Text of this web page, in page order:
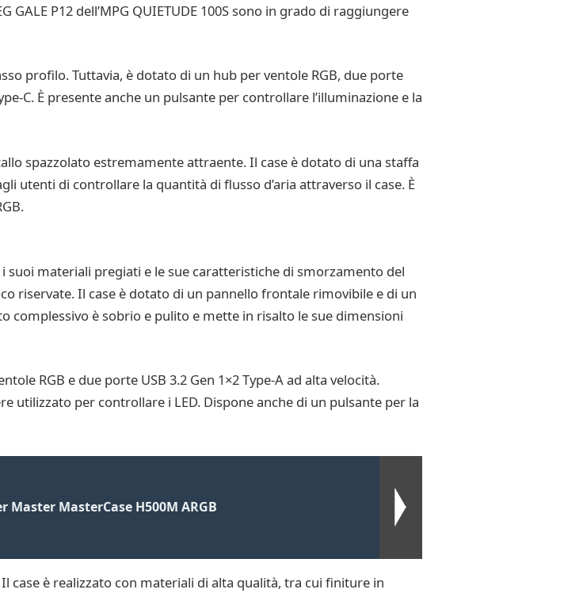
P12 dell’MPG QUIETUDE 100S sono in grado di raggiungere
profilo. Tuttavia, è dotato di un hub per ventole RGB, due porte
C. È presente anche un pulsante per controllare l’illuminazione e la
spazzolato estremamente attraente. Il case è dotato di una staffa
utenti di controllare la quantità di flusso d’aria attraverso il case. È
i suoi materiali pregiati e le sue caratteristiche di smorzamento del
riservate. Il case è dotato di un pannello frontale rimovibile e di un
complessivo è sobrio e pulito e mette in risalto le sue dimensioni
RGB e due porte USB 3.2 Gen 1×2 Type-A ad alta velocità.
utilizzato per controllare i LED. Dispone anche di un pulsante per la
Master MasterCase H500M ARGB
case è realizzato con materiali di alta qualità, tra cui finiture in